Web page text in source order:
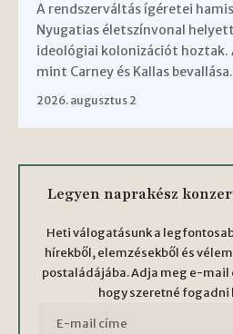
A rendszerváltás ígéretei
Nyugatias életszínvonal
ideológiai kolonizációt hoztak.
mint Carney és Kallas
2026. augusztus 2
Legyen naprakész
Heti válogatásunk a
hírekből, elemzésekből és
postaládájába. Adja meg e-mail
hogy szeretné fogadni